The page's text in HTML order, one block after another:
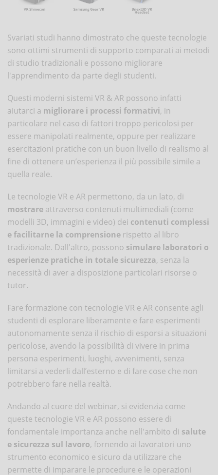
Svariati studi hanno dimostrato che queste tecnologie
sono ottimi strumenti di supporto comparati ai metodi
di studio tradizionali e possono migliorare
l'apprendimento da parte degli studenti.
Questi moderni sistemi VR & AR possono infatti
aiutarci a migliorare i processi formativi, in
particolare nel caso di fattori troppo pericolosi per
essere manipolati realmente, oppure per realizzare
esercitazioni pratiche con un buon livello di realismo al
fine di ottenere un’esperienza il più possibile simile a
quella reale.
Le tecnologie VR e AR permettono, da un lato, di
mostrare attraverso contenuti multimediali (come
modelli 3D, immagini e video) dei contenuti complessi
e facilitarne la comprensione rispetto al libro
tradizionale. Dall'altro, possono simulare laboratori o
esperienze pratiche in totale sicurezza, senza la
necessità di aver a disposizione particolari risorse o
tutor.
Fare formazione con tecnologie VR e AR consente agli
studenti di esplorare liberamente e fare esperimenti
autonomamente senza il rischio di esporsi a situazioni
pericolose, avendo la possibilità di vivere in prima
persona esperimenti, luoghi, avvenimenti, senza
limitarsi a vederli dall’esterno e di fare cose che non
potrebbero fare nella realtà.
Andando al cuore del webinar, si evidenzia come
queste tecnologie VR e AR possono essere di
fondamentale importanza anche nell'ambito di salute
e sicurezza sul lavoro, fornendo ai lavoratori uno
strumento economico e sicuro da utilizzare che
permette di imparare le procedure e le operazioni